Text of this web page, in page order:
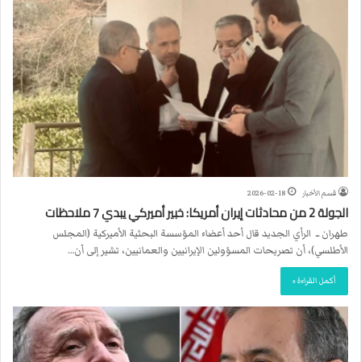
قسم الأخبار 2026-02-18
الجولة 2 من محادثات إيران أمريكا: خبير أميركي يبدي 7 ملاحظات
طهران ــ الرأي الجديد قال أحد أعضاء المؤسسة البحثية الأميركية (المجلس
الأطلسي)، أن تصريحات المسؤولين الإيرانيين والعمانيين، تشير إلى أن…
أكمل القراءة »